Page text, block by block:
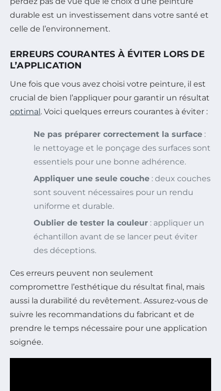
durable est un investissement dans votre santé et
celle de l’environnement.
ERREURS COURANTES À ÉVITER LORS DE
L’APPLICATION
Une fois que vous avez choisi votre peinture, il est
crucial de bien l’appliquer pour garantir un résultat
optimal. Voici quelques erreurs courantes à éviter :
Ne pas préparer correctement la surface :
le nettoyage et le ponçage des surfaces sont
essentiels pour une bonne adhérence.
Appliquer une seule couche : deux couches
sont souvent nécessaires pour un rendu
uniforme et durable.
Oublier de tester la couleur : appliquer un
échantillon avant de se lancer peut éviter
des déceptions.
Ces erreurs peuvent non seulement
compromettre l’esthétique du résultat final, mais
aussi la durabilité du revêtement. Assurez-vous de
suivre les recommandations du fabricant et de
prendre le temps nécessaire pour une application
soignée.